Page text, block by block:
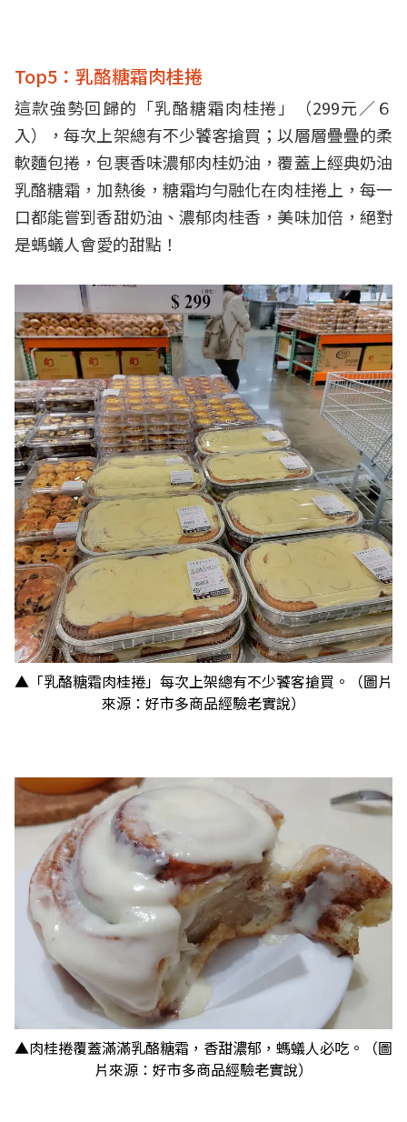
Top5：乳酪糖霜肉桂捲
這款強勢回歸的「乳酪糖霜肉桂捲」（299元／６
入），每次上架總有不少饕客搶買；以層層疊疊的柔
軟麵包捲，包裹香味濃郁肉桂奶油，覆蓋上經典奶油
乳酪糖霜，加熱後，糖霜均勻融化在肉桂捲上，每一
口都能嘗到香甜奶油、濃郁肉桂香，美味加倍，絕對
是螞蟻人會愛的甜點！
▲「乳酪糖霜肉桂捲」每次上架總有不少饕客搶買。（圖片
來源：好市多商品經驗老實說）
▲肉桂捲覆蓋滿滿乳酪糖霜，香甜濃郁，螞蟻人必吃。（圖
片來源：好市多商品經驗老實說）